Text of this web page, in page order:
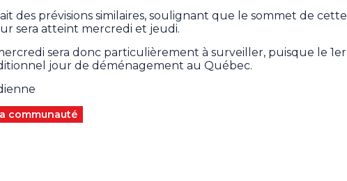
des prévisions similaires, soulignant que le sommet de cette
sera atteint mercredi et jeudi.
sera donc particulièrement à surveiller, puisque le 1er
jour de déménagement au Québec.
communauté